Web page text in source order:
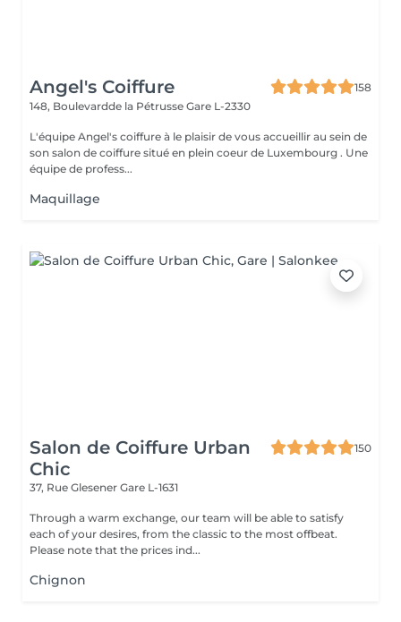
Angel's Coiffure
158
148, Boulevardde la Pétrusse Gare L-2330
L'équipe Angel's coiffure à le plaisir de vous accueillir au sein de
son salon de coiffure situé en plein coeur de Luxembourg . Une
équipe de profess...
Maquillage
Salon de Coiffure Urban
Chic
150
37, Rue Glesener Gare L-1631
Through a warm exchange, our team will be able to satisfy
each of your desires, from the classic to the most offbeat.
Please note that the prices ind...
Chignon